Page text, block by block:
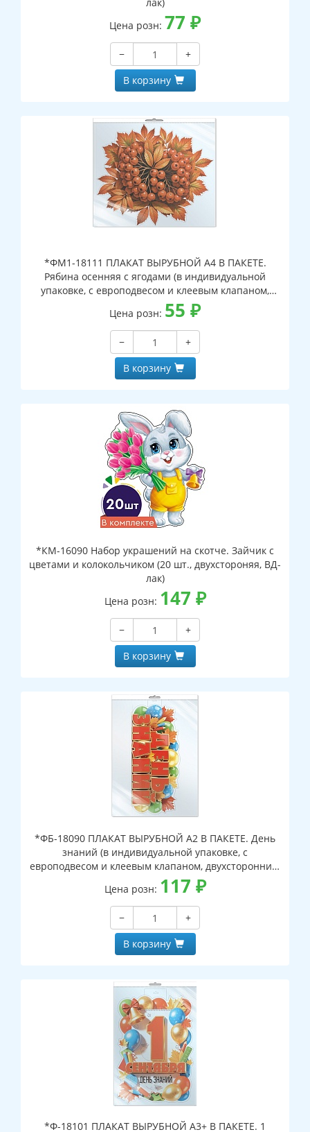
лак)
Цена розн: 77 ₽
−
+
В корзину
*ФМ1-18111 ПЛАКАТ ВЫРУБНОЙ А4 В ПАКЕТЕ.
Рябина осенняя с ягодами (в индивидуальной
упаковке, с европодвесом и клеевым клапаном,
двухсторонний, ВД-лак)
Цена розн: 55 ₽
−
+
В корзину
*КМ-16090 Набор украшений на скотче. Зайчик с
цветами и колокольчиком (20 шт., двухстороняя, ВД-
лак)
Цена розн: 147 ₽
−
+
В корзину
*ФБ-18090 ПЛАКАТ ВЫРУБНОЙ А2 В ПАКЕТЕ. День
знаний (в индивидуальной упаковке, с
европодвесом и клеевым клапаном, двухсторонний,
ВД-лак)
Цена розн: 117 ₽
−
+
В корзину
*Ф-18101 ПЛАКАТ ВЫРУБНОЙ А3+ В ПАКЕТЕ. 1